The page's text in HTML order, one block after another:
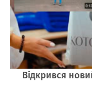
Відкрився